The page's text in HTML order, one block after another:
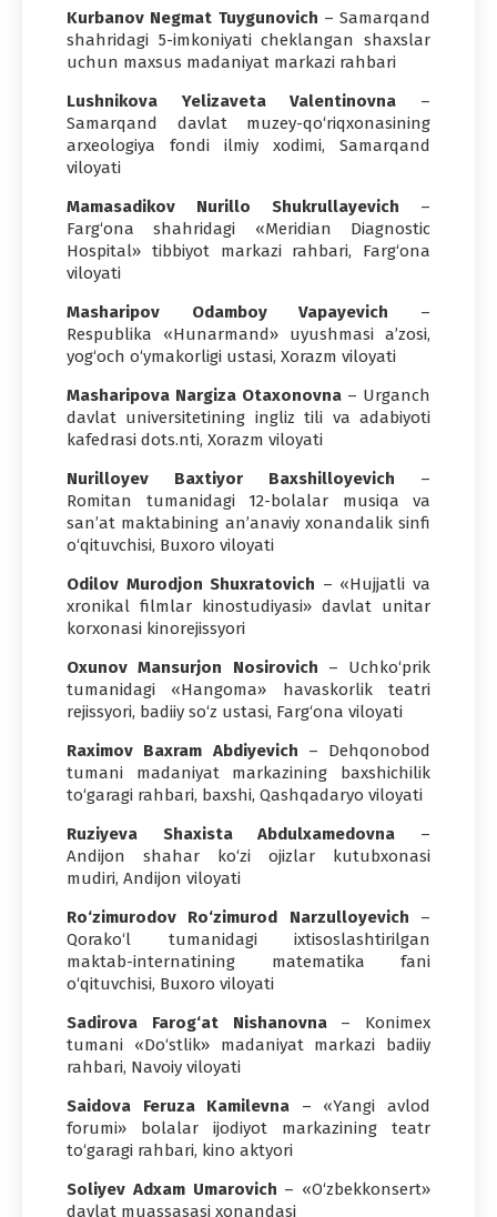
Kurbanov Negmat Tuygunovich – Samarqand
shahridagi 5-imkoniyati cheklangan shaxslar
uchun maxsus madaniyat markazi rahbari
Lushnikova Yelizaveta Valentinovna –
Samarqand davlat muzey-qo‘riqxonasining
arxeologiya fondi ilmiy xodimi, Samarqand
viloyati
Mamasadikov Nurillo Shukrullayevich –
Farg‘ona shahridagi «Meridian Diagnostic
Hospital» tibbiyot markazi rahbari, Farg‘ona
viloyati
Masharipov Odamboy Vapayevich –
Respublika «Hunarmand» uyushmasi a’zosi,
yog‘och o‘ymakorligi ustasi, Xorazm viloyati
Masharipova Nargiza Otaxonovna – Urganch
davlat universitetining ingliz tili va adabiyoti
kafedrasi dots.nti, Xorazm viloyati
Nurilloyev Baxtiyor Baxshilloyevich –
Romitan tumanidagi 12-bolalar musiqa va
san’at maktabining an’anaviy xonandalik sinfi
o‘qituvchisi, Buxoro viloyati
Odilov Murodjon Shuxratovich – «Hujjatli va
xronikal filmlar kinostudiyasi» davlat unitar
korxonasi kinorejissyori
Oxunov Mansurjon Nosirovich – Uchko‘prik
tumanidagi «Hangoma» havaskorlik teatri
rejissyori, badiiy so‘z ustasi, Farg‘ona viloyati
Raximov Baxram Abdiyevich – Dehqonobod
tumani madaniyat markazining baxshichilik
to‘garagi rahbari, baxshi, Qashqadaryo viloyati
Ruziyeva Shaxista Abdulxamedovna –
Andijon shahar ko‘zi ojizlar kutubxonasi
mudiri, Andijon viloyati
Ro‘zimurodov Ro‘zimurod Narzulloyevich –
Qorako‘l tumanidagi ixtisoslashtirilgan
maktab-internatining matematika fani
o‘qituvchisi, Buxoro viloyati
Sadirova Farog‘at Nishanovna– Konimex
tumani «Do‘stlik» madaniyat markazi badiiy
rahbari, Navoiy viloyati
Saidova Feruza Kamilevna – «Yangi avlod
forumi» bolalar ijodiyot markazining teatr
to‘garagi rahbari, kino aktyori
Soliyev Adxam Umarovich – «O‘zbekkonsert»
davlat muassasasi xonandasi